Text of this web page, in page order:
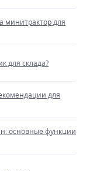
минитрактор для
для склада?
для
основные функции